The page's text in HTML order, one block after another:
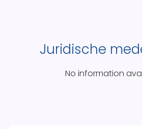
Juridische
No information